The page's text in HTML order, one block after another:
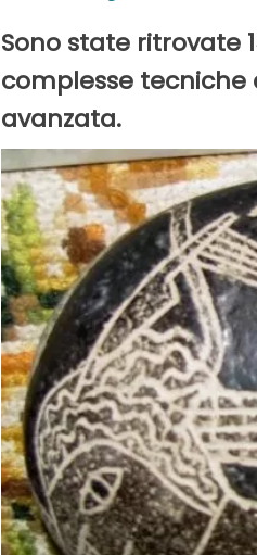
Sono state ritrovate
complesse
avanzata.